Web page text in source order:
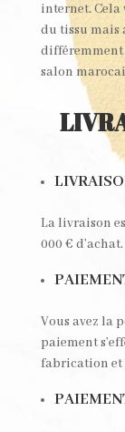
internet.
du tissu mais
différemment
salon
La livraison
000 € d’achat.
Vous avez la
paiement
fabrication et